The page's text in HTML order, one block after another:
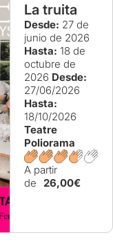
La truita
Desde: 27 de
junio de 2026
Hasta: 18 de
octubre de
2026 Desde:
27/06/2026
Hasta:
18/10/2026
Teatre
Poliorama
A partir
de
26,00€